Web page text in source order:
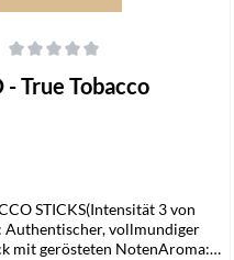
- True Tobacco
STICKS(Intensität 3 von
Authentischer, vollmundiger
mit gerösteten NotenAroma: